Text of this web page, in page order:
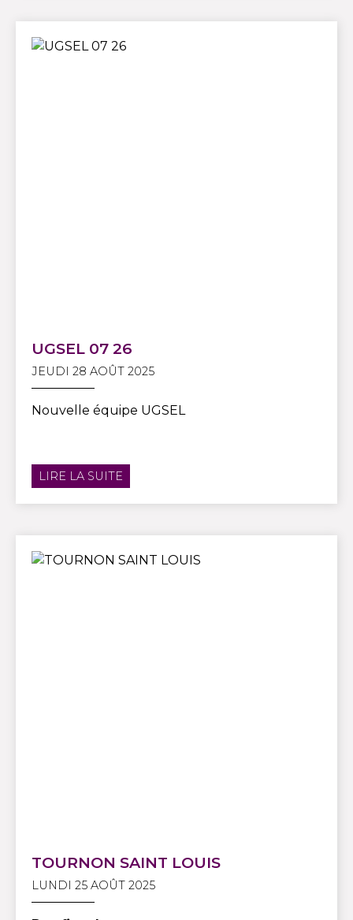
UGSEL 07 26
JEUDI 28 AOÛT 2025
Nouvelle équipe UGSEL
LIRE LA SUITE
TOURNON SAINT LOUIS
LUNDI 25 AOÛT 2025